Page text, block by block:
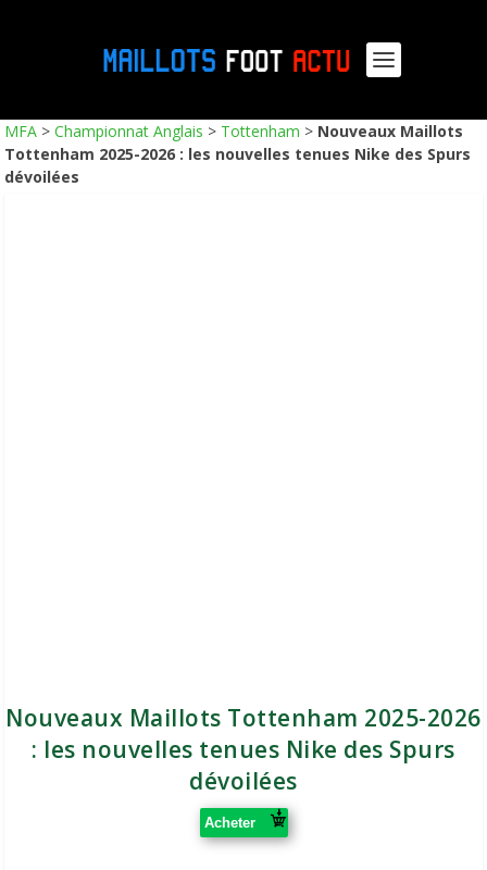
MFA >Championnat Anglais > Tottenham > Nouveaux Maillots
Tottenham 2025-2026 : les nouvelles tenues Nike des Spurs
dévoilées
Nouveaux Maillots Tottenham 2025-2026
: les nouvelles tenues Nike des Spurs
dévoilées
Acheter